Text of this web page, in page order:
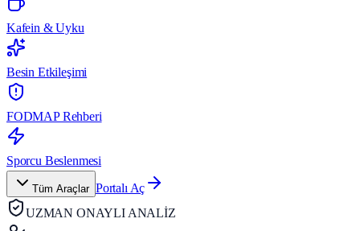
Kafein & Uyku
Besin Etkileşimi
FODMAP Rehberi
Sporcu Beslenmesi
Tüm Araçlar Portalı Aç
UZMAN ONAYLI ANALİZ